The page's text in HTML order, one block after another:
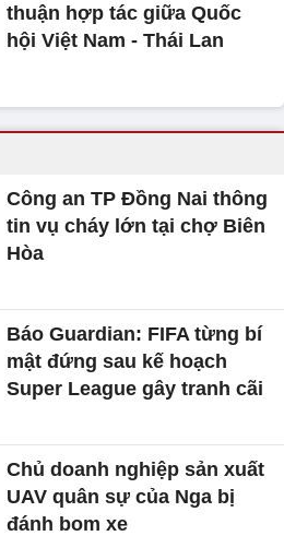
thuận hợp tác giữa Quốc
hội Việt Nam - Thái Lan
Công an TP Đồng Nai thông
tin vụ cháy lớn tại chợ Biên
Hòa
Báo Guardian: FIFA từng bí
mật đứng sau kế hoạch
Super League gây tranh cãi
Chủ doanh nghiệp sản xuất
UAV quân sự của Nga bị
đánh bom xe